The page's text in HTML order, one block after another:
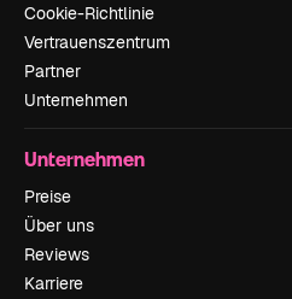
Cookie-Richtlinie
Vertrauenszentrum
Partner
Unternehmen
Unternehmen
Preise
Über uns
Reviews
Karriere